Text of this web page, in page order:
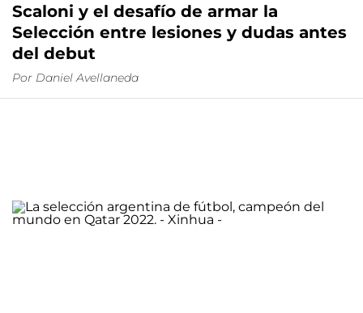
Scaloni y el desafío de armar la
Selección entre lesiones y dudas antes
del debut
Por Daniel Avellaneda